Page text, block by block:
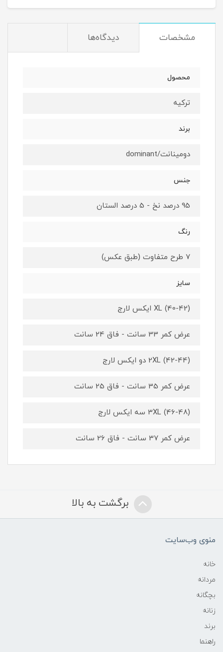
مشخصات دیدگاه‌ها
محصول
ترکیه
برند
دومینانت/dominant
جنس
95 درصد نخ - 5 درصد الستان
رنگ
7 طرح متفاوت (طبق عکس)
سایز
XL (40-42) ایکس لارج
عرض کمر 33 سانت - فاق 24 سانت
2XL (42-44) دو ایکس لارج
عرض کمر 35 سانت - فاق 25 سانت
3XL (46-48) سه ایکس لارج
عرض کمر 37 سانت - فاق 26 سانت
برگشت به بالا
منوی وب‌سایت
خانه
مردانه
بچگانه
زنانه
برند
راهنما